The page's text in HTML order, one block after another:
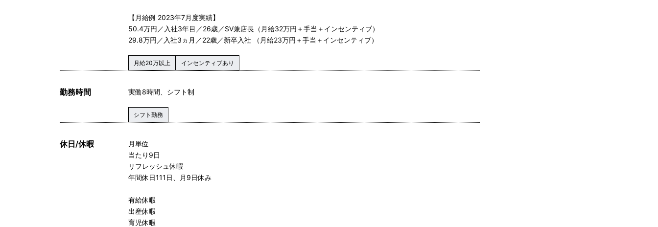
【月給例 2023年7月度実績】
50.4万円／入社3年目／26歳／SV兼店長（月給32万円＋手当＋インセンティブ）
29.8万円／入社3ヵ月／22歳／新卒入社 （月給23万円＋手当＋インセンティブ）
月給20万以上 インセンティブあり
勤務時間 実働8時間、シフト制
シフト勤務
休日/休暇
月単位
当たり9日
リフレッシュ休暇
年間休日111日、月9日休み
有給休暇
出産休暇
育児休暇